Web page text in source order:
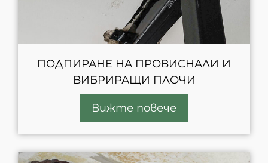
ПОДПИРАНЕ НА ПРОВИСНАЛИ И
ВИБРИРАЩИ ПЛОЧИ
Вижте повече